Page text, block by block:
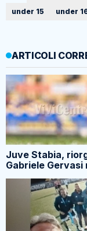
under 15
under
ARTICOLI
Juve Stabia,
Gabriele Gervasi